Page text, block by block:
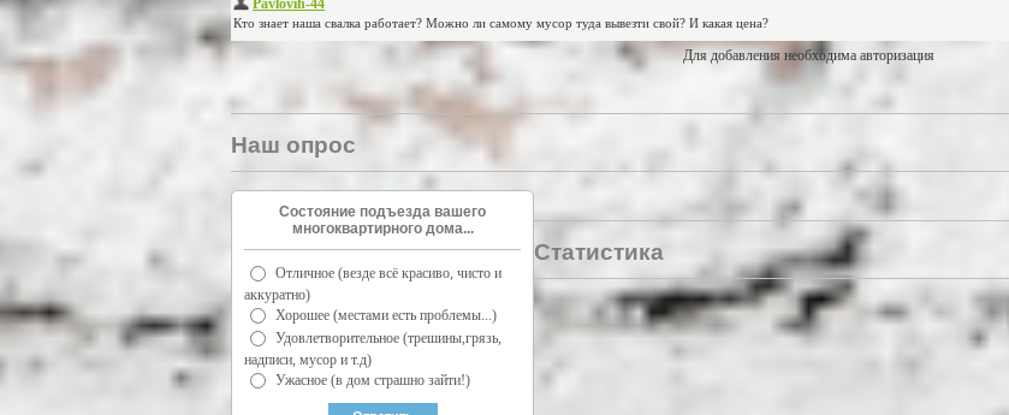
Для добавления необходима авторизация
Наш опрос
Состояние подъезда вашего
многоквартирного дома...
Отличное (везде всё красиво, чисто и
аккуратно)
Хорошее (местами есть проблемы...)
Удовлетворительное (трешины,грязь,
надписи, мусор и т.д)
Ужасное (в дом страшно зайти!)
Статистика